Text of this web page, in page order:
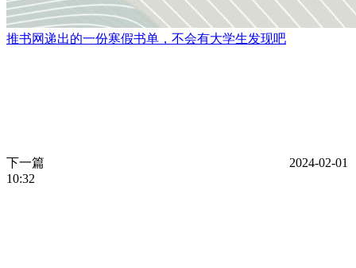
推书网递出的一份寒假书单，不会有大学生发现吧
下一篇
2024-02-01
10:32